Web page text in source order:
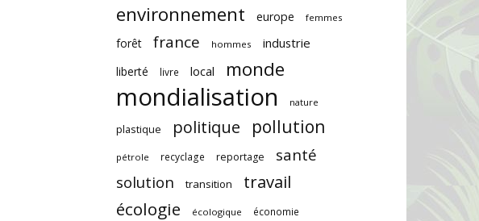
environnement europe femmes
forêt france hommes industrie
liberté livre local monde
mondialisation nature
plastique politique pollution
pétrole recyclage reportage
santé
solution
transition
travail
écologie
écologique économie